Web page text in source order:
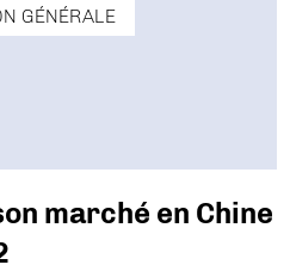
GÉNÉRALE
marché en Chine